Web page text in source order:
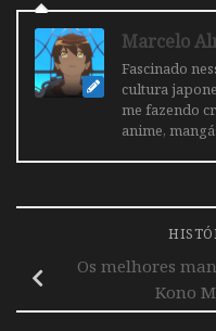
Marcelo
Fascinado
cultura
me fazendo
anime,
Os melhores
Kono